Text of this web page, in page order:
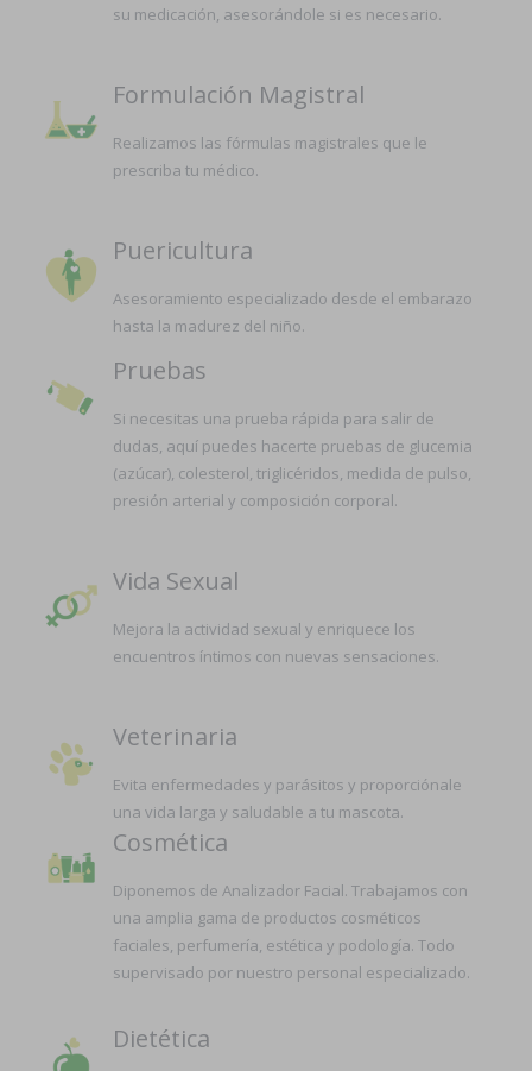
su medicación, asesorándole si es necesario.
Formulación Magistral
Realizamos las fórmulas magistrales que le
prescriba tu médico.
Puericultura
Asesoramiento especializado desde el embarazo
hasta la madurez del niño.
Pruebas
Si necesitas una prueba rápida para salir de
dudas, aquí puedes hacerte pruebas de glucemia
(azúcar), colesterol, triglicéridos, medida de pulso,
presión arterial y composición corporal.
Vida Sexual
Mejora la actividad sexual y enriquece los
encuentros íntimos con nuevas sensaciones.
Veterinaria
Evita enfermedades y parásitos y proporciónale
una vida larga y saludable a tu mascota.
Cosmética
Diponemos de Analizador Facial. Trabajamos con
una amplia gama de productos cosméticos
faciales, perfumería, estética y podología. Todo
supervisado por nuestro personal especializado.
Dietética